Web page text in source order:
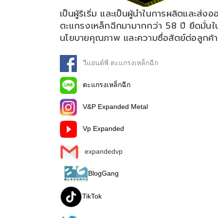
เป็นผู้ริเริ่ม และเป็นผู้นำในการผลิตและส่งอ
ตะแกรงเหล็กฉีกมามากกว่า 58 ปี ยึดมั่นใ
นโยบายคุณภาพ และความซื่อสัตย์ต่อลูกค้า
วีแอนด์พี ตะแกรงเหล็กฉีก
ตะแกรงเหล็กฉีก
V&P Expanded Metal
Vp Expanded
expandedvp
BlogGang
TikTok